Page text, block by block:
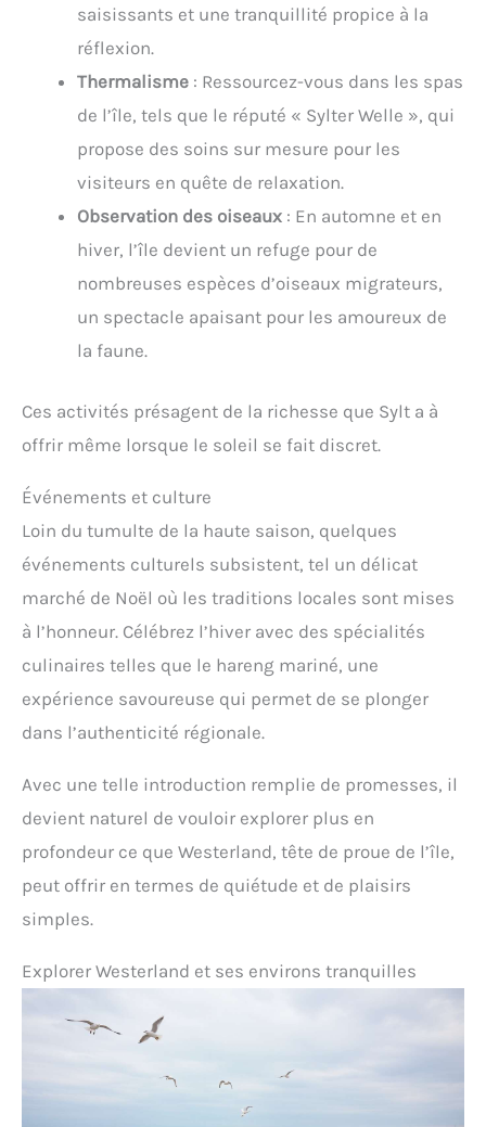
saisissants et une tranquillité propice à la
réflexion.
Thermalisme : Ressourcez-vous dans les spas
de l’île, tels que le réputé « Sylter Welle », qui
propose des soins sur mesure pour les
visiteurs en quête de relaxation.
Observation des oiseaux : En automne et en
hiver, l’île devient un refuge pour de
nombreuses espèces d’oiseaux migrateurs,
un spectacle apaisant pour les amoureux de
la faune.
Ces activités présagent de la richesse que Sylt a à
offrir même lorsque le soleil se fait discret.
Événements et culture
Loin du tumulte de la haute saison, quelques
événements culturels subsistent, tel un délicat
marché de Noël où les traditions locales sont mises
à l’honneur. Célébrez l’hiver avec des spécialités
culinaires telles que le hareng mariné, une
expérience savoureuse qui permet de se plonger
dans l’authenticité régionale.
Avec une telle introduction remplie de promesses, il
devient naturel de vouloir explorer plus en
profondeur ce que Westerland, tête de proue de l’île,
peut offrir en termes de quiétude et de plaisirs
simples.
Explorer Westerland et ses environs tranquilles